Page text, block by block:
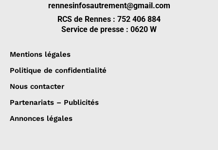
rennesinfosautrement@gmail.com
RCS de Rennes : 752 406 884
Service de presse : 0620 W
Mentions légales
Politique de confidentialité
Nous contacter
Partenariats – Publicités
Annonces légales